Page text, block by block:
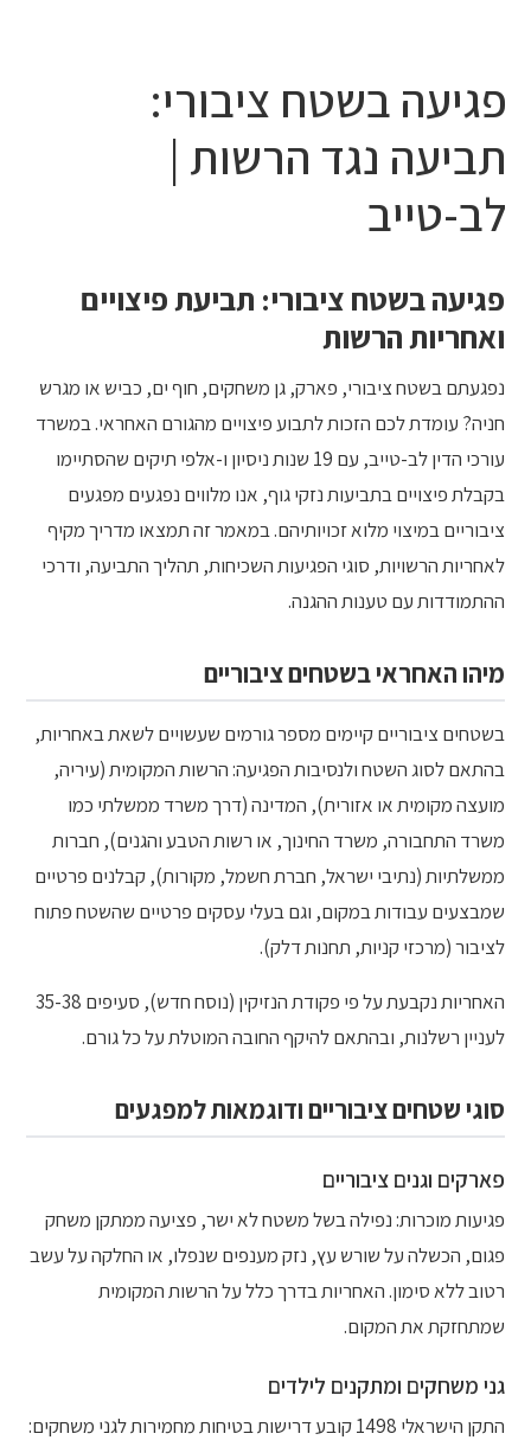
פגיעה בשטח ציבורי:
תביעה נגד הרשות |
לב-טייב
פגיעה בשטח ציבורי: תביעת פיצויים
ואחריות הרשות
נפגעתם בשטח ציבורי, פארק, גן משחקים, חוף ים, כביש או מגרש
חניה? עומדת לכם הזכות לתבוע פיצויים מהגורם האחראי. במשרד
עורכי הדין לב-טייב, עם 19 שנות ניסיון ו-אלפי תיקים שהסתיימו
בקבלת פיצויים בתביעות נזקי גוף, אנו מלווים נפגעים מפגעים
ציבוריים במיצוי מלוא זכויותיהם. במאמר זה תמצאו מדריך מקיף
לאחריות הרשויות, סוגי הפגיעות השכיחות, תהליך התביעה, ודרכי
ההתמודדות עם טענות ההגנה.
מיהו האחראי בשטחים ציבוריים
בשטחים ציבוריים קיימים מספר גורמים שעשויים לשאת באחריות,
בהתאם לסוג השטח ולנסיבות הפגיעה: הרשות המקומית (עיריה,
מועצה מקומית או אזורית), המדינה (דרך משרד ממשלתי כמו
משרד התחבורה, משרד החינוך, או רשות הטבע והגנים), חברות
ממשלתיות (נתיבי ישראל, חברת חשמל, מקורות), קבלנים פרטיים
שמבצעים עבודות במקום, וגם בעלי עסקים פרטיים שהשטח פתוח
לציבור (מרכזי קניות, תחנות דלק).
האחריות נקבעת על פי פקודת הנזיקין (נוסח חדש), סעיפים 35-38
לעניין רשלנות, ובהתאם להיקף החובה המוטלת על כל גורם.
סוגי שטחים ציבוריים ודוגמאות למפגעים
פארקים וגנים ציבוריים
פגיעות מוכרות: נפילה בשל משטח לא ישר, פציעה ממתקן משחק
פגום, הכשלה על שורש עץ, נזק מענפים שנפלו, או החלקה על עשב
רטוב ללא סימון. האחריות בדרך כלל על הרשות המקומית
שמתחזקת את המקום.
גני משחקים ומתקנים לילדים
התקן הישראלי 1498 קובע דרישות בטיחות מחמירות לגני משחקים: